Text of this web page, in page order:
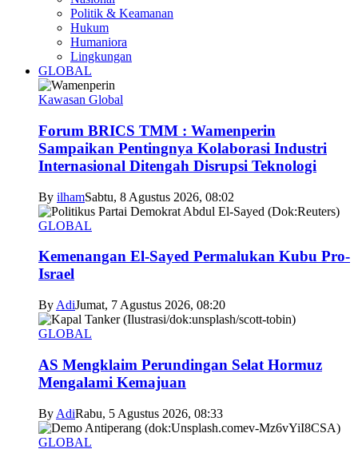
Politik & Keamanan
Hukum
Humaniora
Lingkungan
GLOBAL
Kawasan Global
Forum BRICS TMM : Wamenperin
Sampaikan Pentingnya Kolaborasi Industri
Internasional Ditengah Disrupsi Teknologi
By ilhamSabtu, 8 Agustus 2026, 08:02
GLOBAL
Kemenangan El-Sayed Permalukan Kubu Pro-
Israel
By AdiJumat, 7 Agustus 2026, 08:20
GLOBAL
AS Mengklaim Perundingan Selat Hormuz
Mengalami Kemajuan
By AdiRabu, 5 Agustus 2026, 08:33
GLOBAL